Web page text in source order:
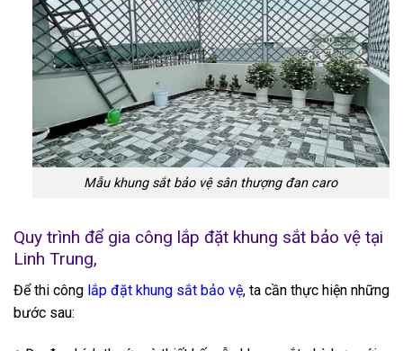
Mẫu khung sắt bảo vệ sân thượng đan caro
Quy trình để gia công lắp đặt khung sắt bảo vệ tại
Linh Trung,
Để thi công lắp đặt khung sắt bảo vệ, ta cần thực hiện những
bước sau: